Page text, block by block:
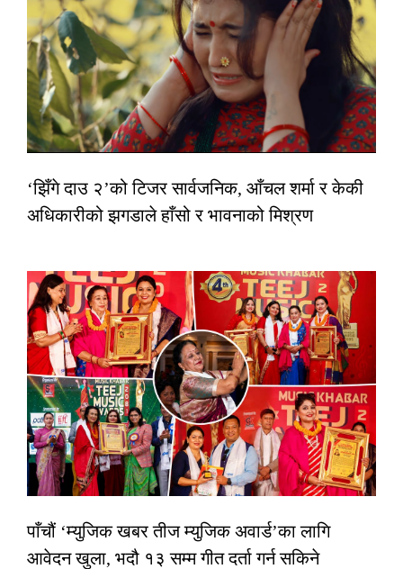
‘झिँगे दाउ २’को टिजर सार्वजनिक, आँचल शर्मा र केकी
अधिकारीको झगडाले हाँसो र भावनाको मिश्रण
पाँचौं ‘म्युजिक खबर तीज म्युजिक अवार्ड’का लागि
आवेदन खुला, भदौ १३ सम्म गीत दर्ता गर्न सकिने